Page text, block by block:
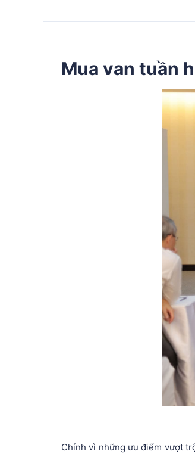
Mua van tuần
Chính vì những ưu điểm vượt